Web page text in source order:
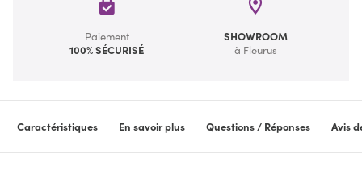
Paiement
100% SÉCURISÉ
SHOWROOM
à Fleurus
Caractéristiques En savoir plus Questions / Réponses Avis